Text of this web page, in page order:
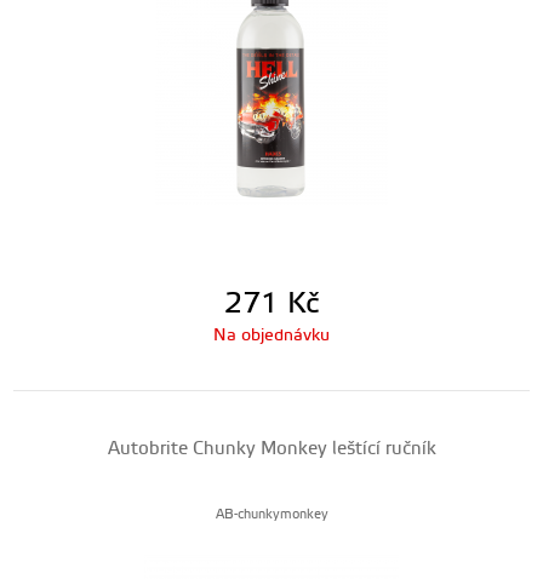
271 Kč
Na objednávku
Autobrite Chunky Monkey leštící ručník
AB-chunkymonkey